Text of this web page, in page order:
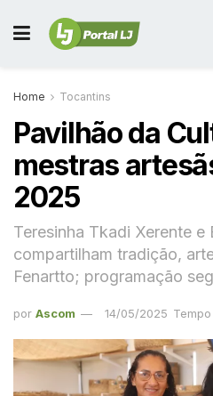
Home Tocantins
Pavilhão da
mestras
2025
Teresinha Tkadi Xerente e
compartilham tradição,
Fenartto; programação
por Ascom 14/05/2025